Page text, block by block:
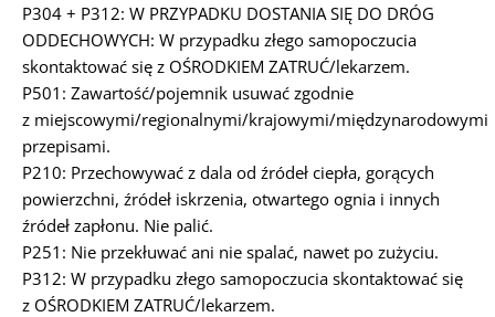
P304 + P312: W PRZYPADKU DOSTANIA SIĘ DO DRÓG
ODDECHOWYCH: W przypadku złego samopoczucia
skontaktować się z OŚRODKIEM ZATRUĆ/lekarzem.
P501: Zawartość/pojemnik usuwać zgodnie
z miejscowymi/regionalnymi/krajowymi/międzynarodowymi
przepisami.
P210: Przechowywać z dala od źródeł ciepła, gorących
powierzchni, źródeł iskrzenia, otwartego ognia i innych
źródeł zapłonu. Nie palić.
P251: Nie przekłuwać ani nie spalać, nawet po zużyciu.
P312: W przypadku złego samopoczucia skontaktować się
z OŚRODKIEM ZATRUĆ/lekarzem.